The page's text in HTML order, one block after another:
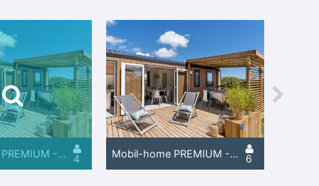
Mobil-home PREMIUM - 2 chambres 4 Mobil-home PREMIUM - 3 chambres 6
Next